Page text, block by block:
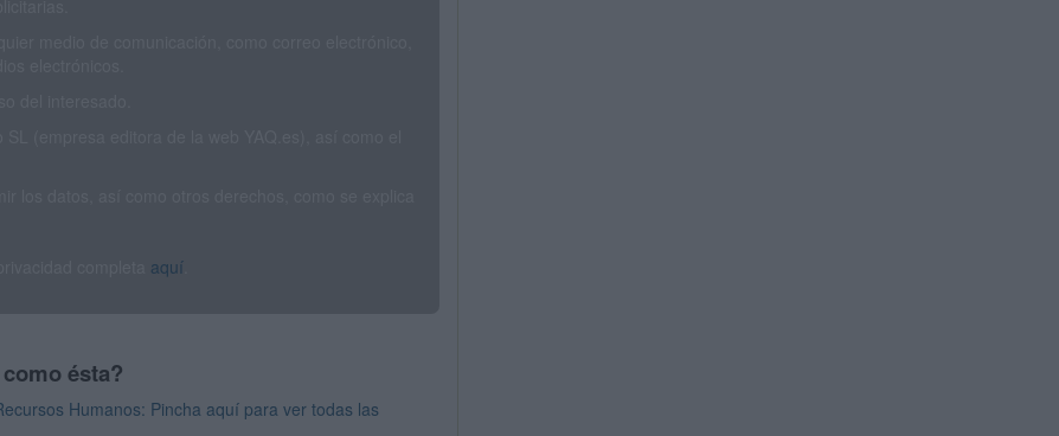
aquí
ésta?
Humanos: Pincha aquí para ver todas las